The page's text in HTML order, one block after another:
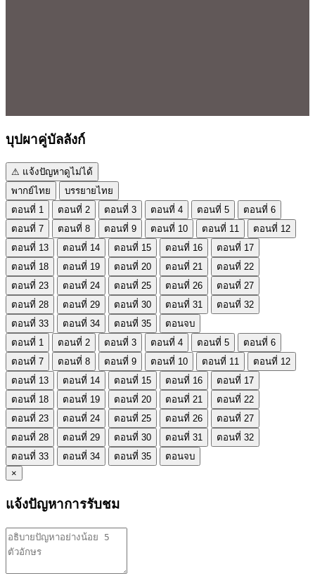
บุปผาคู่บัลลังก์
⚠ แจ้งปัญหาดูไม่ได้
พากย์ไทย
บรรยายไทย
ตอนที่ 1
ตอนที่ 2 ตอนที่ 3 ตอนที่ 4 ตอนที่ 5
ตอนที่ 6
ตอนที่ 7
ตอนที่ 8 ตอนที่ 9 ตอนที่ 10 ตอนที่ 11
ตอนที่ 12
ตอนที่ 13
ตอนที่ 14 ตอนที่ 15 ตอนที่ 16
ตอนที่ 17
ตอนที่ 18
ตอนที่ 19 ตอนที่ 20 ตอนที่ 21
ตอนที่ 22
ตอนที่ 23
ตอนที่ 24 ตอนที่ 25 ตอนที่ 26
ตอนที่ 27
ตอนที่ 28
ตอนที่ 29 ตอนที่ 30 ตอนที่ 31
ตอนที่ 32
ตอนที่ 33
ตอนที่ 34 ตอนที่ 35
ตอนจบ
ตอนที่ 1
ตอนที่ 2 ตอนที่ 3 ตอนที่ 4 ตอนที่ 5
ตอนที่ 6
ตอนที่ 7
ตอนที่ 8 ตอนที่ 9 ตอนที่ 10 ตอนที่ 11
ตอนที่ 12
ตอนที่ 13
ตอนที่ 14 ตอนที่ 15 ตอนที่ 16
ตอนที่ 17
ตอนที่ 18
ตอนที่ 19 ตอนที่ 20 ตอนที่ 21
ตอนที่ 22
ตอนที่ 23
ตอนที่ 24 ตอนที่ 25 ตอนที่ 26
ตอนที่ 27
ตอนที่ 28
ตอนที่ 29 ตอนที่ 30 ตอนที่ 31
ตอนที่ 32
ตอนที่ 33
ตอนที่ 34 ตอนที่ 35
ตอนจบ
×
แจ้งปัญหาการรับชม